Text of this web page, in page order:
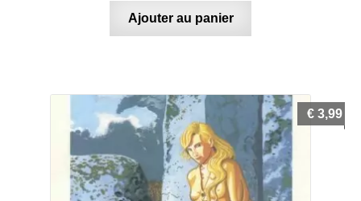
Ajouter au panier
€ 3,99